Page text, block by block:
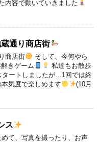
内容で動いていきました
通り商店街
商店街
そして、今何やら
きゲーム
私達もお散歩
タートしましたが…1回では終
気度で楽しめます
(10月
ス
て、写真を撮ったり、お声